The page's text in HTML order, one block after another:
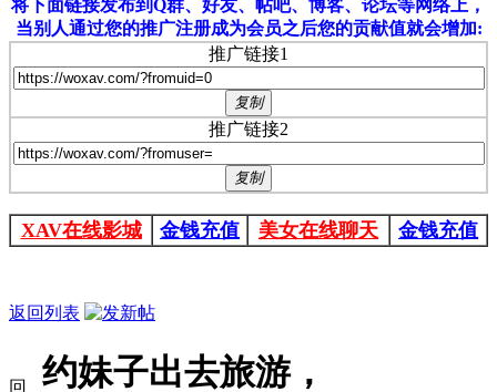
将下面链接发布到Q群、好友、帖吧、博客、论坛等网络上，
当别人通过您的推广注册成为会员之后您的贡献值就会增加:
推广链接1
复制
推广链接2
复制
XAV在线影城 金钱充值 美女在线聊天 金钱充值
返回列表
回
约妹子出去旅游，